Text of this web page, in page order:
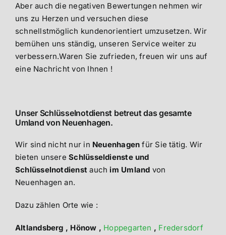
Aber auch die negativen Bewertungen nehmen wir
uns zu Herzen und versuchen diese
schnellstmöglich kundenorientiert umzusetzen. Wir
bemühen uns ständig, unseren Service weiter zu
verbessern.Waren Sie zufrieden, freuen wir uns auf
eine Nachricht von Ihnen !
Unser Schlüsselnotdienst betreut das gesamte
Umland von Neuenhagen.
Wir sind nicht nur in Neuenhagen für Sie tätig. Wir
bieten unsereSchlüsseldienste und
Schlüsselnotdienst auchim Umland von
Neuenhagen an.
Dazu zählen Orte wie :
Altlandsberg , Hönow , Hoppegarten , Fredersdorf